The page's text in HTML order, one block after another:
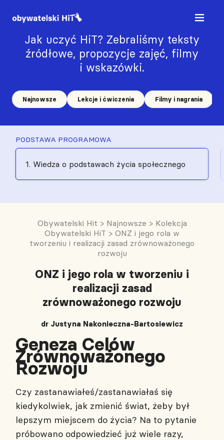
Jak uczyć HiT? Zebraliśmy teksty
źródłowe, propozycje zajęć, filmy
i wskazówki.
Najnowsze Lekcje i ćwiczenia Filmy i nagrania
PODSTAWA PROGRAMOWA
1. Wiedza o podstawach życia społecznego
Obywatelski Hit > Najnowsze > Kolekcja
Obywatelski HiT > ONZ i jego rola w
tworzeniu i realizacji zasad zrównoważonego
rozwoju
ONZ i jego rola w tworzeniu i
realizacji zasad
zrównoważonego rozwoju
dr Justyna Nakonieczna-Bartosiewicz
Geneza Celów
Zrównoważonego
Rozwoju
Czy zastanawiałeś/zastanawiałaś się
kiedykolwiek, jak zmienić świat, żeby był
lepszym miejscem do życia? Na to pytanie
próbowano odpowiedzieć już wiele razy,